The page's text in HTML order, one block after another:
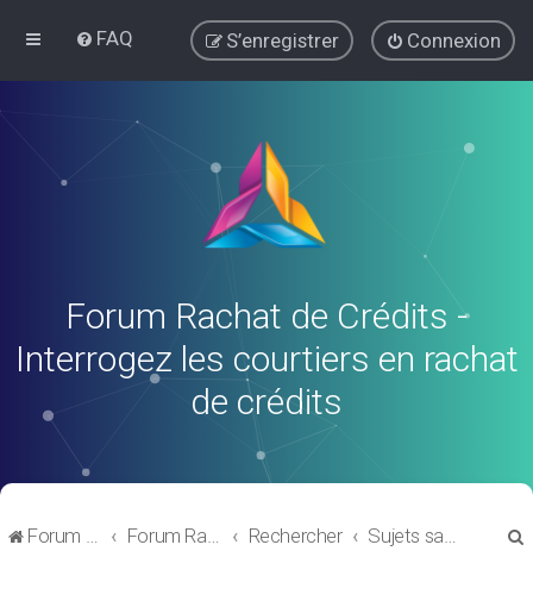
FAQ Connexion
S’enregistrer
Forum Rachat de Crédits -
Interrogez les courtiers en rachat
de crédits
Forum de discussions sur le Regroupement de Crédits et le Rachat de Crédits Forum Rachat de Crédits Rechercher Sujets sans réponse